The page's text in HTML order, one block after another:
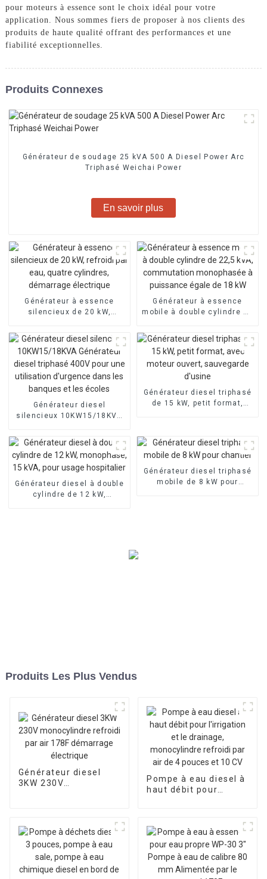
pour moteurs à essence sont le choix idéal pour votre
application. Nous sommes fiers de proposer à nos clients des
produits de haute qualité offrant des performances et une
fiabilité exceptionnelles.
Produits Connexes
Générateur de soudage 25 kVA 500 A Diesel Power Arc
Triphasé Weichai Power
En savoir plus
Générateur à essence
silencieux de 20 kW,
cylindres, démarrage
électrique
Générateur à essence
mobile à double cylindre de
monophasée à puissance
égale de 18 kW
Générateur diesel
silencieux 10KW15/18KVA
400V pour une utilisation
d'urgence dans les
banques et les écoles
Générateur diesel triphasé
de 15 kW, petit format,
Générateur diesel à double
cylindre de 12 kW,
Générateur diesel triphasé
mobile de 8 kW pour
Produits Les Plus Vendus
Générateur diesel
3KW 230V
Pompe à eau diesel à
haut débit pour
monocylindre refroidi
par air de 4 pouces et
10 CV